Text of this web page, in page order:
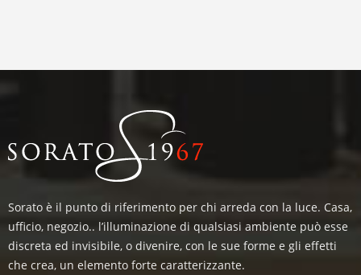
Sorato è il punto di riferimento per chi arreda con la luce. Casa,
ufficio, negozio.. l’illuminazione di qualsiasi ambiente può esse
discreta ed invisibile, o divenire, con le sue forme e gli effetti
che crea, un elemento forte caratterizzante.